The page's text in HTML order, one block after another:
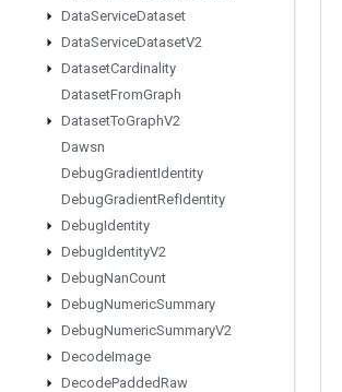
DataServiceDataset
DataServiceDatasetV2
DatasetCardinality
DatasetFromGraph
DatasetToGraphV2
Dawsn
DebugGradientIdentity
DebugGradientRefIdentity
DebugIdentity
DebugIdentityV2
DebugNanCount
DebugNumericSummary
DebugNumericSummaryV2
DecodeImage
DecodePaddedRaw